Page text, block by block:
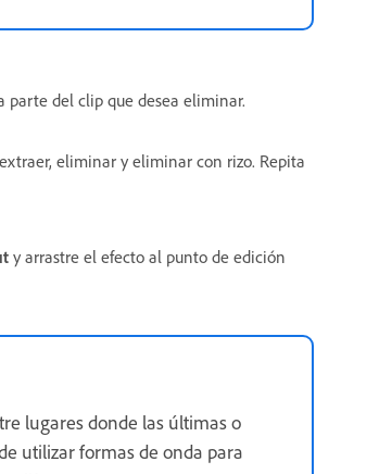
parte del clip que desea eliminar.
eliminar y eliminar con rizo. Repita
y arrastre el efecto al punto de edición
lugares donde las últimas o
utilizar formas de onda para